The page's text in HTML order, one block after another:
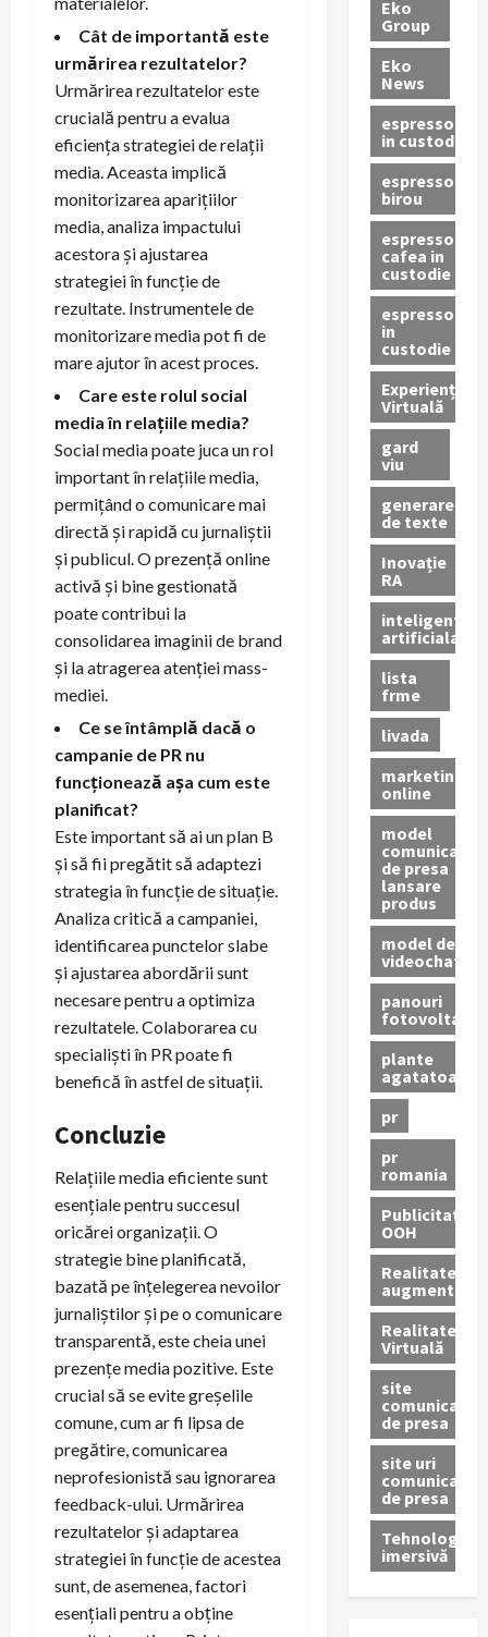
Cât de importantă este
urmărirea rezultatelor?
Urmărirea rezultatelor este
crucială pentru a evalua
eficiența strategiei de relații
media. Aceasta implică
monitorizarea aparițiilor
media, analiza impactului
acestora și ajustarea
strategiei în funcție de
rezultate. Instrumentele de
monitorizare media pot fi de
mare ajutor în acest proces.
Care este rolul social
media în relațiile media?
Social media poate juca un rol
important în relațiile media,
permițând o comunicare mai
directă și rapidă cu jurnaliștii
și publicul. O prezență online
activă și bine gestionată
poate contribui la
consolidarea imaginii de brand
și la atragerea atenției mass-
mediei.
Ce se întâmplă dacă o
campanie de PR nu
funcționează așa cum este
planificat?
Este important să ai un plan B
și să fii pregătit să adaptezi
strategia în funcție de situație.
Analiza critică a campaniei,
identificarea punctelor slabe
și ajustarea abordării sunt
necesare pentru a optimiza
rezultatele. Colaborarea cu
specialiști în PR poate fi
benefică în astfel de situații.
Concluzie
Relațiile media eficiente sunt
esențiale pentru succesul
oricărei organizații. O
strategie bine planificată,
bazată pe înțelegerea nevoilor
jurnaliștilor și pe o comunicare
transparentă, este cheia unei
prezențe media pozitive. Este
crucial să se evite greșelile
comune, cum ar fi lipsa de
pregătire, comunicarea
neprofesionistă sau ignorarea
feedback-ului. Urmărirea
rezultatelor și adaptarea
strategiei în funcție de acestea
sunt, de asemenea, factori
esențiali pentru a obține
Eko
Group
Eko
News
espressoare
in custodie
espressor
birou
espressor
cafea in
custodie
espressor
in
custodie
Experiență
Virtuală
gard
viu
generare
de texte
Inovație
RA
inteligenta
artificiala
lista
frme
livada
marketing
online
model
comunicat
de presa
lansare
produs
model de
videochat
panouri
fotovoltaice
plante
agatatoare
pr
pr
romania
Publicitate
OOH
Realitatea
augmentată
Realitatea
Virtuală
site
comunicate
de presa
site uri
comunicate
de presa
Tehnologie
imersivă